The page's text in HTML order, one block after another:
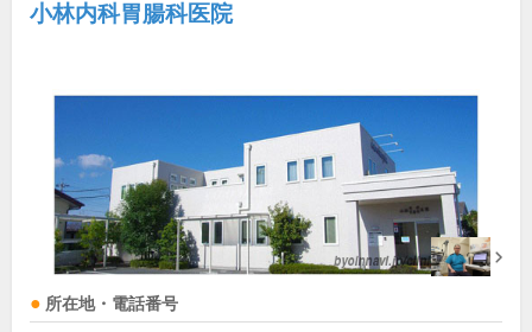
小林内科胃腸科医院
所在地・電話番号